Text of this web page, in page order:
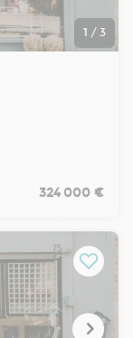
1 / 3
situé au
commercial
vente, sanitaires,
bail
également
en sous-sol (
locatifs des
Prix FAI: 324
324 000 €